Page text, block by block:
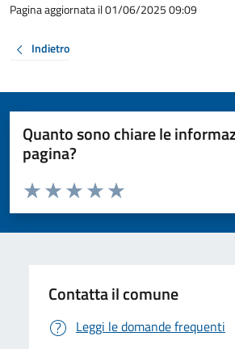
Pagina aggiornata il 01/06/2025 09:09
Indietro
Quanto sono chiare le
pagina?
Valuta da 1 a 5 stelle la pagina
Valuta 5 stelle su 5
Valuta 4 stelle su 5
Valuta 3 stelle su 5
Valuta 2 stelle su 5
Valuta 1 stelle su 5
Contatta il comune
Leggi le domande frequenti